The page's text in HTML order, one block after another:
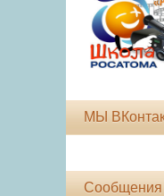
МЫ
Сообщения